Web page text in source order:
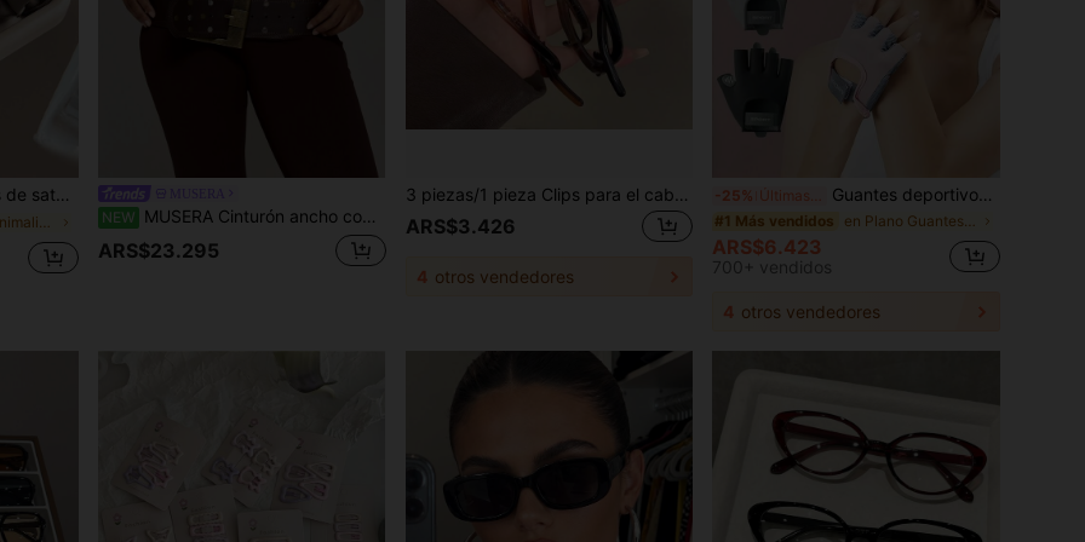
uso diario, estética de chica limpia
NEW MUSERA Cinturón ancho con hebilla grande y tachuelas, primavera verano, vacaciones de Ibizia, festival, vacaciones tropicales, Desiree
ARS$23.295
3 piezas/1 pieza Clips para el cabello con perlas falsas de color café retro, accesorio elegante para mujeres, adecuado para ir al trabajo, peinados diarios, simple y elegante para primavera y verano, pinzas para el cabello, pasadores, barrettes, accesorios para la cabeza, accesorios para el cabello para mujeres, horquillas, vacaciones, viajes, festivales, cumpleaños
ARS$3.426
4 otros vendedores
-25% Guantes deportivos con cojín de aire antideslizante, guantes de fitness de media dedo de seda de hielo transpirables y resistentes al desgaste para hombres y mujeres
#1 Más vendidos
ARS$6.423
700+ vendidos
4 otros vendedores